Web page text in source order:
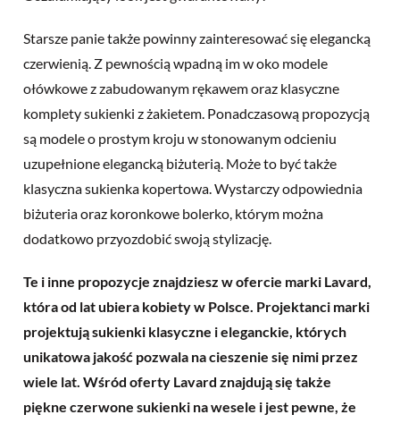
Starsze panie także powinny zainteresować się elegancką
czerwienią. Z pewnością wpadną im w oko modele
ołówkowe z zabudowanym rękawem oraz klasyczne
komplety sukienki z żakietem. Ponadczasową propozycją
są modele o prostym kroju w stonowanym odcieniu
uzupełnione elegancką biżuterią. Może to być także
klasyczna sukienka kopertowa. Wystarczy odpowiednia
biżuteria oraz koronkowe bolerko, którym można
dodatkowo przyozdobić swoją stylizację.
Te i inne propozycje znajdziesz w ofercie marki Lavard
która od lat ubiera kobiety w Polsce. Projektanci marki
projektują sukienki klasyczne i eleganckie, których
unikatowa jakość pozwala na cieszenie się nimi przez
wiele lat. Wśród oferty Lavard znajdują się także
piękne czerwone sukienki na wesele i jest pewne, że